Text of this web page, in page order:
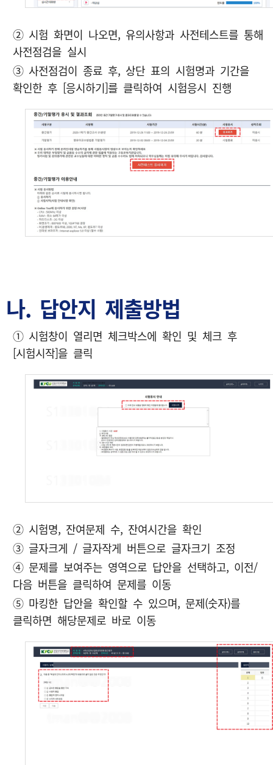
② 시험 화면이 나오면, 유의사항과 사전테스트를 통해
사전점검을 실시
③ 사전점검이 종료 후, 상단 표의 시험명과 기간을
확인한 후 [응시하기]를 클릭하여 시험응시 진행
나. 답안지 제출방법
① 시험창이 열리면 체크박스에 확인 및 체크 후
[시험시작]을 클릭
② 시험명, 잔여문제 수, 잔여시간을 확인
③ 글자크게 / 글자작게 버튼으로 글자크기 조정
④ 문제를 보여주는 영역으로 답안을 선택하고, 이전/
다음 버튼을 클릭하여 문제를 이동
⑤ 마킹한 답안을 확인할 수 있으며, 문제(숫자)를
클릭하면 해당문제로 바로 이동